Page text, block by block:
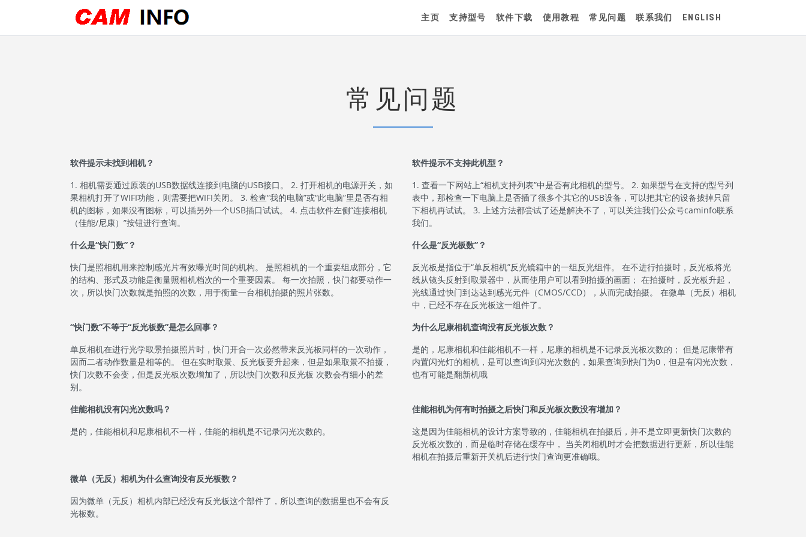
主页 支持型号 软件下载 使用教程 常见问题 联系我们 ENGLISH
常见问题
软件提示未找到相机？
1. 相机需要通过原装的USB数据线连接到电脑的USB接口。 2. 打开相机的电源开关，如
果相机打开了WIFI功能，则需要把WIFI关闭。 3. 检查“我的电脑”或“此电脑”里是否有相
机的图标，如果没有图标，可以插另外一个USB插口试试。 4. 点击软件左侧“连接相机
（佳能/尼康）”按钮进行查询。
软件提示不支持此机型？
1. 查看一下网站上“相机支持列表”中是否有此相机的型号。 2. 如果型号在支持的型号列
表中，那检查一下电脑上是否插了很多个其它的USB设备，可以把其它的设备拔掉只留
下相机再试试。 3. 上述方法都尝试了还是解决不了，可以关注我们公众号caminfo联系
我们。
什么是“快门数”？
快门是照相机用来控制感光片有效曝光时间的机构。 是照相机的一个重要组成部分，它
的结构、形式及功能是衡量照相机档次的一个重要因素。 每一次拍照，快门都要动作一
次，所以快门次数就是拍照的次数，用于衡量一台相机拍摄的照片张数。
什么是“反光板数”？
反光板是指位于“单反相机”反光镜箱中的一组反光组件。 在不进行拍摄时，反光板将光
线从镜头反射到取景器中，从而使用户可以看到拍摄的画面； 在拍摄时，反光板升起，
光线通过快门到达达到感光元件（CMOS/CCD），从而完成拍摄。 在微单（无反）相机
中，已经不存在反光板这一组件了。
“快门数”不等于“反光板数”是怎么回事？
单反相机在进行光学取景拍摄照片时，快门开合一次必然带来反光板同样的一次动作，
因而二者动作数量是相等的。 但在实时取景、反光板要升起来，但是如果取景不拍摄，
快门次数不会变，但是反光板次数增加了，所以快门次数和反光板 次数会有细小的差
别。
为什么尼康相机查询没有反光板次数？
是的，尼康相机和佳能相机不一样，尼康的相机是不记录反光板次数的； 但是尼康带有
内置闪光灯的相机，是可以查询到闪光次数的，如果查询到快门为0，但是有闪光次数，
也有可能是翻新机哦
佳能相机没有闪光次数吗？
是的，佳能相机和尼康相机不一样，佳能的相机是不记录闪光次数的。
佳能相机为何有时拍摄之后快门和反光板次数没有增加？
这是因为佳能相机的设计方案导致的，佳能相机在拍摄后，并不是立即更新快门次数的
反光板次数的，而是临时存储在缓存中， 当关闭相机时才会把数据进行更新，所以佳能
相机在拍摄后重新开关机后进行快门查询更准确哦。
微单（无反）相机为什么查询没有反光板数？
因为微单（无反）相机内部已经没有反光板这个部件了，所以查询的数据里也不会有反
光板数。